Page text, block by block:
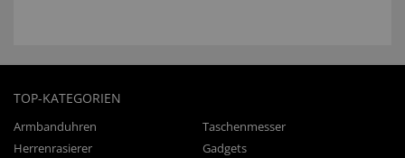
TOP-KATEGORIEN
Armbanduhren
Taschenmesser
Herrenrasierer
Gadgets